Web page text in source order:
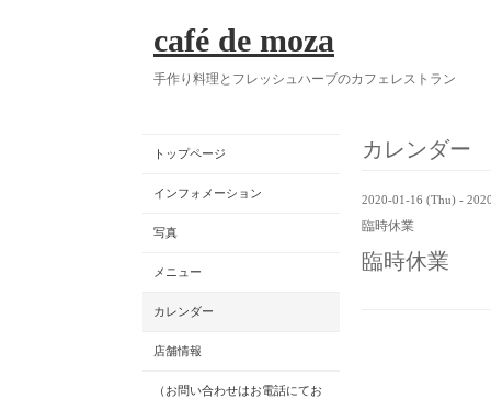
café de moza
手作り料理とフレッシュハーブのカフェレストラン
カレンダー
2020-01-16 (Thu) -
臨時休業
臨時休業
トップページ
インフォメーション
写真
メニュー
カレンダー
店舗情報
（お問い合わせはお電話にてお